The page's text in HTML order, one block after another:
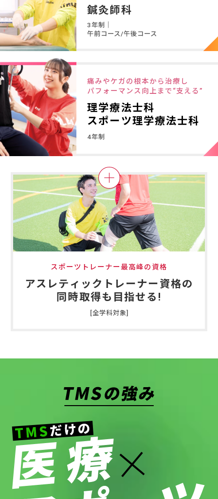
鍼灸師科
3年制｜
午前コース/午後コース
痛みやケガの根本から治療し
パフォーマンス向上まで“支える”
理学療法士科
スポーツ理学療法士科
4年制
スポーツトレーナー最高峰の資格
アスレティックトレーナー資格の
同時取得も目指せる!
[全学科対象]